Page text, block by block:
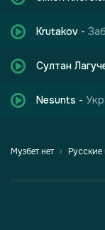
Krutakov -
Султан
Nesunts -
Музбет.нет